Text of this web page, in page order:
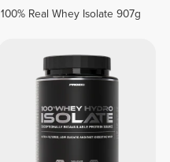
100% Real Whey Isolate 907g